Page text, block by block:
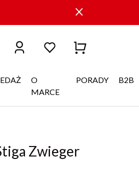
O
MARCE
PORADY B2B
Zwieger